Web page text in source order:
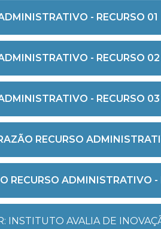
- RECURSO 01
- RECURSO 02
- RECURSO 03
RECURSO
RECURSO ADMINISTRATIVO
INSTITUTO AVALIA DE